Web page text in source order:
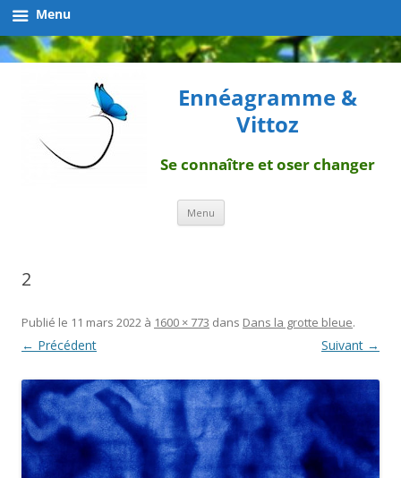
Ennéagramme &
Vittoz
Se connaître et oser changer
Menu Aller
contenu
2
Publié le 11 mars 2022 à 1600 × 773 dans Dans la grotte bleue.
← Précédent Suivant →
Menu